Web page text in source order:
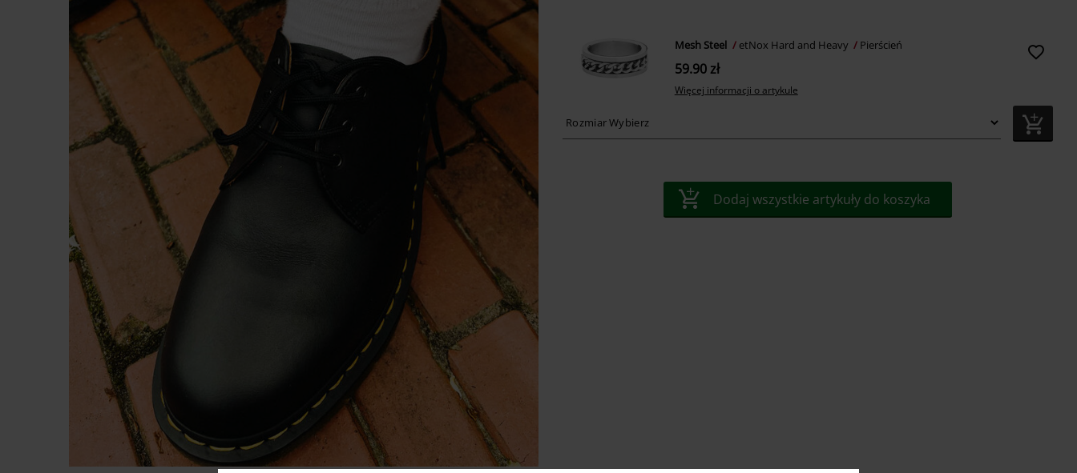
Mesh Steel etNox Hard and Heavy Pierścień
59.90 zł
Więcej informacji o artykule
Dodaj wszystkie artykuły do koszyka